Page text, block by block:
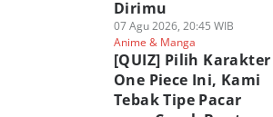
Dirimu
07 Agu 2026, 20:45 WIB
Anime & Manga
[QUIZ] Pilih Karakter
One Piece Ini, Kami
Tebak Tipe Pacar